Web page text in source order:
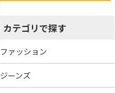
カテゴリで探す
ファッション
ジーンズ